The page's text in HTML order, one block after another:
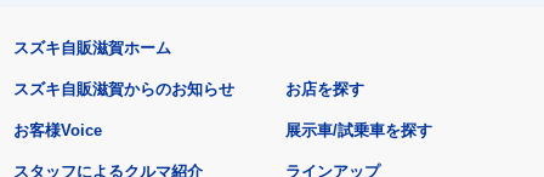
スズキ自販滋賀ホーム
スズキ自販滋賀からのお知らせ
お客様Voice
スタッフによるクルマ紹介
お店を探す
展示車/試乗車を探す
ラインアップ